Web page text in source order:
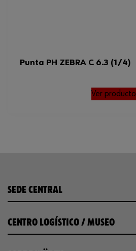
Punta PH ZEBRA C 6.3 (1/4)
Ver producto
SEDE CENTRAL
CENTRO LOGÍSTICO / MUSEO